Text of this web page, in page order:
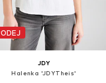
JDY
Halenka 'JDYTheis'